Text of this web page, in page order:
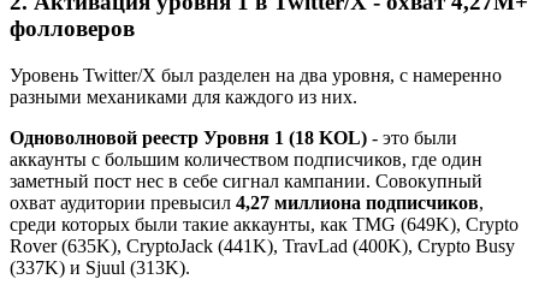
фолловеров
Уровень Twitter/X был разделен на два уровня, с намеренно
разными механиками для каждого из них.
Одноволновой реестр Уровня 1 (18 KOL) - это были
аккаунты с большим количеством подписчиков, где один
заметный пост нес в себе сигнал кампании. Совокупный
охват аудитории превысил 4,27 миллиона подписчиков,
среди которых были такие аккаунты, как TMG (649K), Crypto
Rover (635K), CryptoJack (441K), TravLad (400K), Crypto Busy
(337K) и Sjuul (313K).